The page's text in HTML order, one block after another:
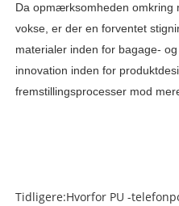
Da opmærksomheden
vokse, er der en forventet
materialer inden for bagage-
innovation inden for
fremstillingsprocesser mod
Tidligere:Hvorfor PU -